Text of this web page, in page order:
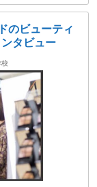
のビューティ
タビュー